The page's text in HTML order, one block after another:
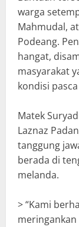
warga
Mahmudal,
Podeang.
hangat,
masyarakat
kondisi
Matek
Laznaz
tanggung
berada di
melanda.
> “Kami